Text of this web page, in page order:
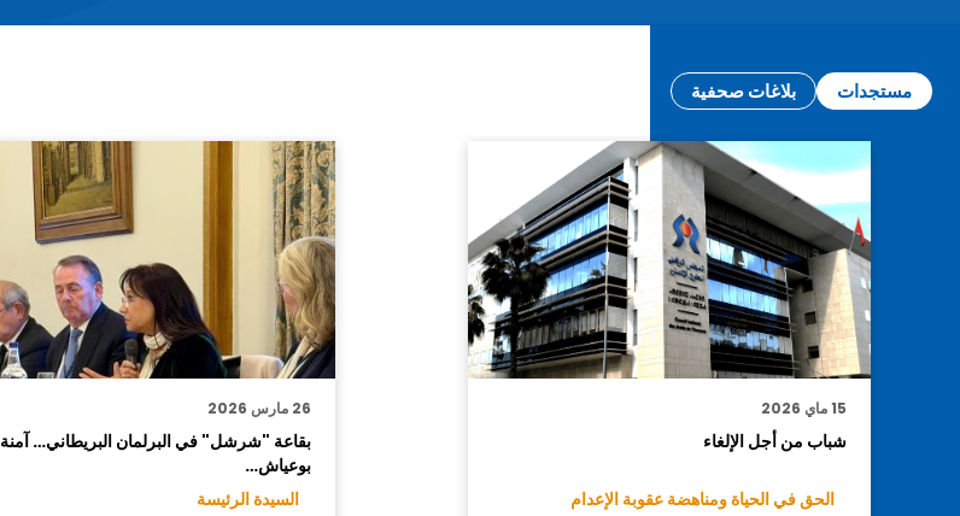
بلاغات صحفية مستجدات
15 ماي 2026
شباب من أجل الإلغاء
الحق في الحياة ومناهضة عقوبة الإعدام
26 مارس 2026
بقاعة "شرشل" في البرلمان البريطاني… آمنة
بوعياش…
السيدة الرئيسة